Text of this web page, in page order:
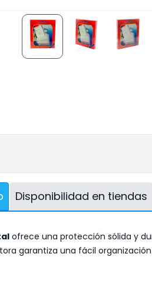
Disponibilidad en tiendas
ofrece una protección sólida y
garantiza una fácil